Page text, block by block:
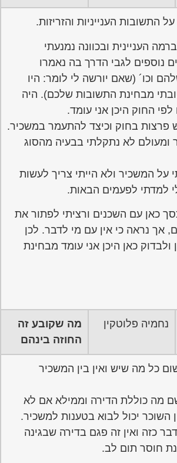
התשובות הענייניות והזריזות.
העניינית ובכוונה נמנעתי
נוספים לגבי הדרך בה נאמרו
וכו´ (שאם יורשה לי לומר: היו
מבחינת התשובות שלכם). היה
החוק היכן אני עומד.
פרצות בחוק וכיצד להתעמר במשכיר.
ומעולם לא נתקלתי בבעיה מהסוג
על המשכיר ולא הייתי צריך לעשות
לפעמים הבאות.
כאן עם השכנים ורציתי לפתור את
אך נראה כי אין עם מי לדבר. לכן
כאן היכן אני עומד מבחינת
נחמיה פלוטקין
מה שקובע זה
החוזה בינהם
כל מה שיש ואין בין המשכיר
מה כוללת הדירה וממילא אם לא
השוכר יכול לבוא בטענות למשכיר.
כזה ואין זה פגם בדירה שבגינה
חוסר תום לב.